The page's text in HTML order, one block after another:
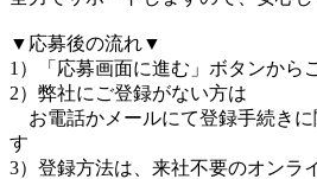
▼応募後の流れ▼
1）「応募画面に進む」ボタンから
2）弊社にご登録がない方は
お電話かメールにて登録手続きに
す
3）登録方法は、来社不要のオンラ